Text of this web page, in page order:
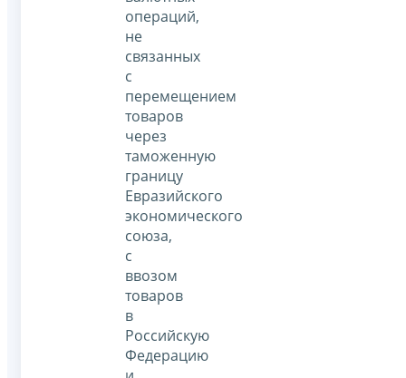
операций,
не
связанных
с
перемещением
товаров
через
таможенную
границу
Евразийского
экономического
союза,
с
ввозом
товаров
в
Российскую
Федерацию